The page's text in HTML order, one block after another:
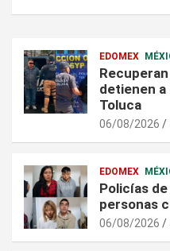
EDOMEX
detienen
Toluca
06/08/2026
EDOMEX
Policías
personas
06/08/2026